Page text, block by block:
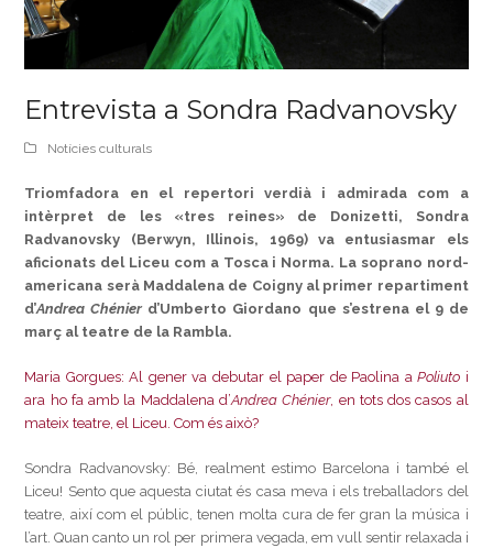
Entrevista a Sondra Radvanovsky
Notícies culturals
Triomfadora en el repertori verdià i admirada com a
intèrpret de les «tres reines» de Donizetti, Sondra
Radvanovsky (Berwyn, Illinois, 1969) va entusiasmar els
aficionats del Liceu com a Tosca i Norma. La soprano nord-
americana serà Maddalena de Coigny al primer repartiment
d’Andrea Chénierd’Umberto Giordano que s’estrena el 9 de
març al teatre de la Rambla.
Maria Gorgues: Al gener va debutar el paper de Paolina aPoliuto i
ara ho fa amb la Maddalena d’Andrea Chénier, en tots dos casos al
mateix teatre, el Liceu. Com és això?
Sondra Radvanovsky: Bé, realment estimo Barcelona i també el
Liceu! Sento que aquesta ciutat és casa meva i els treballadors del
teatre, així com el públic, tenen molta cura de fer gran la música i
l’art. Quan canto un rol per primera vegada, em vull sentir relaxada i